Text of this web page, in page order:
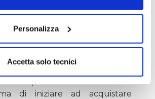
Personalizza
Accetta solo tecnici
male.
vista la situazione attuale con
a contatto con livelli
di iniziare ad acquistare